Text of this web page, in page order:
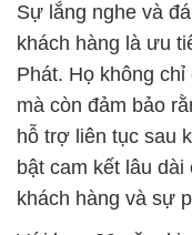
Sự lắng nghe và
khách hàng là ưu
Phát. Họ không
mà còn đảm bảo
hỗ trợ liên tục sau
bật cam kết lâu
khách hàng và sự